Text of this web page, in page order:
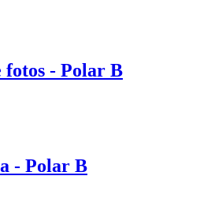
fotos - Polar B
- Polar B